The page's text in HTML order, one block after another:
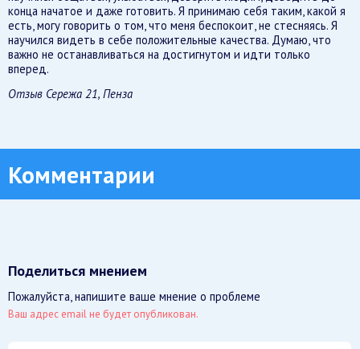
конца начатое и даже готовить. Я принимаю себя таким, какой я
есть, могу говорить о том, что меня беспокоит, не стесняясь. Я
научился видеть в себе положительные качества. Думаю, что
важно не останавливаться на достигнутом и идти только
вперед.
Отзыв Сережа 21, Пенза
Комментарии
Поделиться мнением
Пожалуйста, напишите ваше мнение о проблеме
Ваш адрес email не будет опубликован.